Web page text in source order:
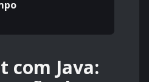
com Java: